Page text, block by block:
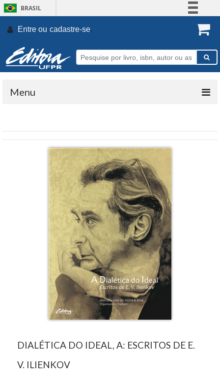
BRASIL
Participe
Entre ou cadastre-se.
Menu
DIALÉTICA DO IDEAL, A: ESCRITOS DE E.
V. ILIENKOV